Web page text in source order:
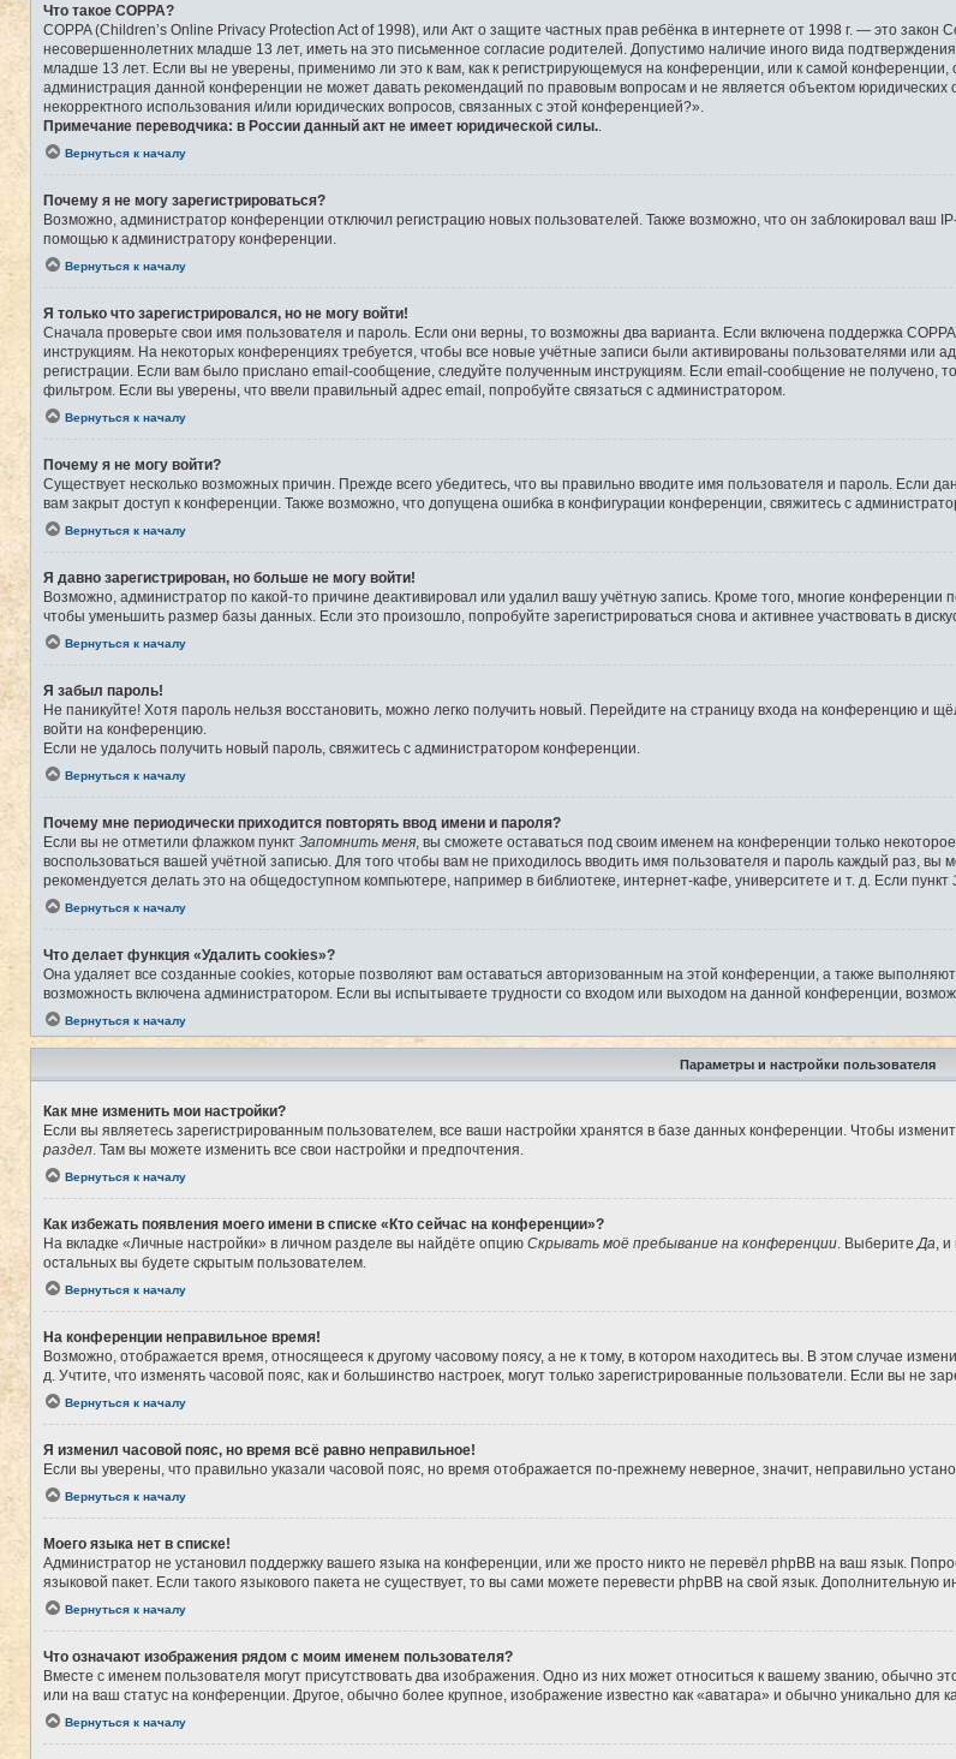
Что такое COPPA?
COPPA (Children’s Online Privacy Protection Act of 1998), или Акт о защите частных прав ребёнка в интернете от 1998 г. — это
несовершеннолетних младше 13 лет, иметь на это письменное согласие родителей. Допустимо наличие иного вида
младше 13 лет. Если вы не уверены, применимо ли это к вам, как к регистрирующемуся на конференции, или к самой
администрация данной конференции не может давать рекомендаций по правовым вопросам и не является объектом
некорректного использования и/или юридических вопросов, связанных с этой конференцией?».
Примечание переводчика: в России данный акт не имеет юридической силы.
Вернуться к началу
Почему я не могу зарегистрироваться?
Возможно, администратор конференции отключил регистрацию новых пользователей. Также возможно, что он заблокировал ваш
помощью к администратору конференции.
Вернуться к началу
Я только что зарегистрировался, но не могу войти!
Сначала проверьте свои имя пользователя и пароль. Если они верны, то возможны два варианта. Если включена поддержка
инструкциям. На некоторых конференциях требуется, чтобы все новые учётные записи были активированы пользователями или
регистрации. Если вам было прислано email-сообщение, следуйте полученным инструкциям. Если email-сообщение не получено,
фильтром. Если вы уверены, что ввели правильный адрес email, попробуйте связаться с администратором.
Вернуться к началу
Почему я не могу войти?
Существует несколько возможных причин. Прежде всего убедитесь, что вы правильно вводите имя пользователя и пароль. Если
вам закрыт доступ к конференции. Также возможно, что допущена ошибка в конфигурации конференции, свяжитесь с
Вернуться к началу
Я давно зарегистрирован, но больше не могу войти!
Возможно, администратор по какой-то причине деактивировал или удалил вашу учётную запись. Кроме того, многие
чтобы уменьшить размер базы данных. Если это произошло, попробуйте зарегистрироваться снова и активнее участвовать в
Вернуться к началу
Я забыл пароль!
Не паникуйте! Хотя пароль нельзя восстановить, можно легко получить новый. Перейдите на страницу входа на конференцию и
войти на конференцию.
Если не удалось получить новый пароль, свяжитесь с администратором конференции.
Вернуться к началу
Почему мне периодически приходится повторять ввод имени и пароля?
Если вы не отметили флажком пункт Запомнить меня , вы сможете оставаться под своим именем на конференции только
воспользоваться вашей учётной записью. Для того чтобы вам не приходилось вводить имя пользователя и пароль каждый раз, вы
рекомендуется делать это на общедоступном компьютере, например в библиотеке, интернет-кафе, университете и т. д. Если пункт
Вернуться к началу
Что делает функция «Удалить cookies»?
Она удаляет все созданные cookies, которые позволяют вам оставаться авторизованным на этой конференции, а также
возможность включена администратором. Если вы испытываете трудности со входом или выходом на данной конференции,
Вернуться к началу
Параметры и настройки пользователя
Как мне изменить мои настройки?
Если вы являетесь зарегистрированным пользователем, все ваши настройки хранятся в базе данных конференции. Чтобы
раздел . Там вы можете изменить все свои настройки и предпочтения.
Вернуться к началу
Как избежать появления моего имени в списке «Кто сейчас на конференции»?
На вкладке «Личные настройки» в личном разделе вы найдёте опцию Скрывать моё пребывание на конференции . Выберите Да ,
остальных вы будете скрытым пользователем.
Вернуться к началу
На конференции неправильное время!
Возможно, отображается время, относящееся к другому часовому поясу, а не к тому, в котором находитесь вы. В этом случае
д. Учтите, что изменять часовой пояс, как и большинство настроек, могут только зарегистрированные пользователи. Если вы не
Вернуться к началу
Я изменил часовой пояс, но время всё равно неправильное!
Если вы уверены, что правильно указали часовой пояс, но время отображается по-прежнему неверное, значит, неправильно
Вернуться к началу
Моего языка нет в списке!
Администратор не установил поддержку вашего языка на конференции, или же просто никто не перевёл phpBB на ваш язык.
языковой пакет. Если такого языкового пакета не существует, то вы сами можете перевести phpBB на свой язык.
Вернуться к началу
Что означают изображения рядом с моим именем пользователя?
Вместе с именем пользователя могут присутствовать два изображения. Одно из них может относиться к вашему званию, обычно
или на ваш статус на конференции. Другое, обычно более крупное, изображение известно как «аватара» и обычно уникально для
Вернуться к началу